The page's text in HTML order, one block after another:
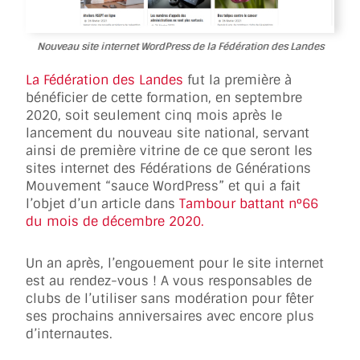
Nouveau site internet WordPress de la Fédération des Landes
La Fédération des Landes fut la première à
bénéficier de cette formation, en septembre
2020, soit seulement cinq mois après le
lancement du nouveau site national, servant
ainsi de première vitrine de ce que seront les
sites internet des Fédérations de Générations
Mouvement “sauce WordPress” et qui a fait
l’objet d’un article dansTambour battant n°66
du mois de décembre 2020.
Un an après, l’engouement pour le site internet
est au rendez-vous ! A vous responsables de
clubs de l’utiliser sans modération pour fêter
ses prochains anniversaires avec encore plus
d’internautes.